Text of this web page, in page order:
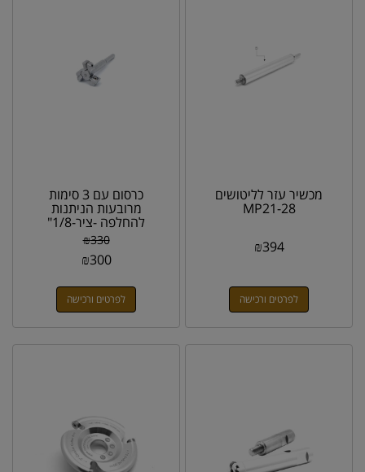
מכשיר עזר לליטושים
MP21-28
₪394
לפרטים ורכישה
כרסום עם 3 סימות
מרובעות הניתנות
להחלפה -ציר-1/8"
מתאים לדרמל
₪330
₪300
לפרטים ורכישה